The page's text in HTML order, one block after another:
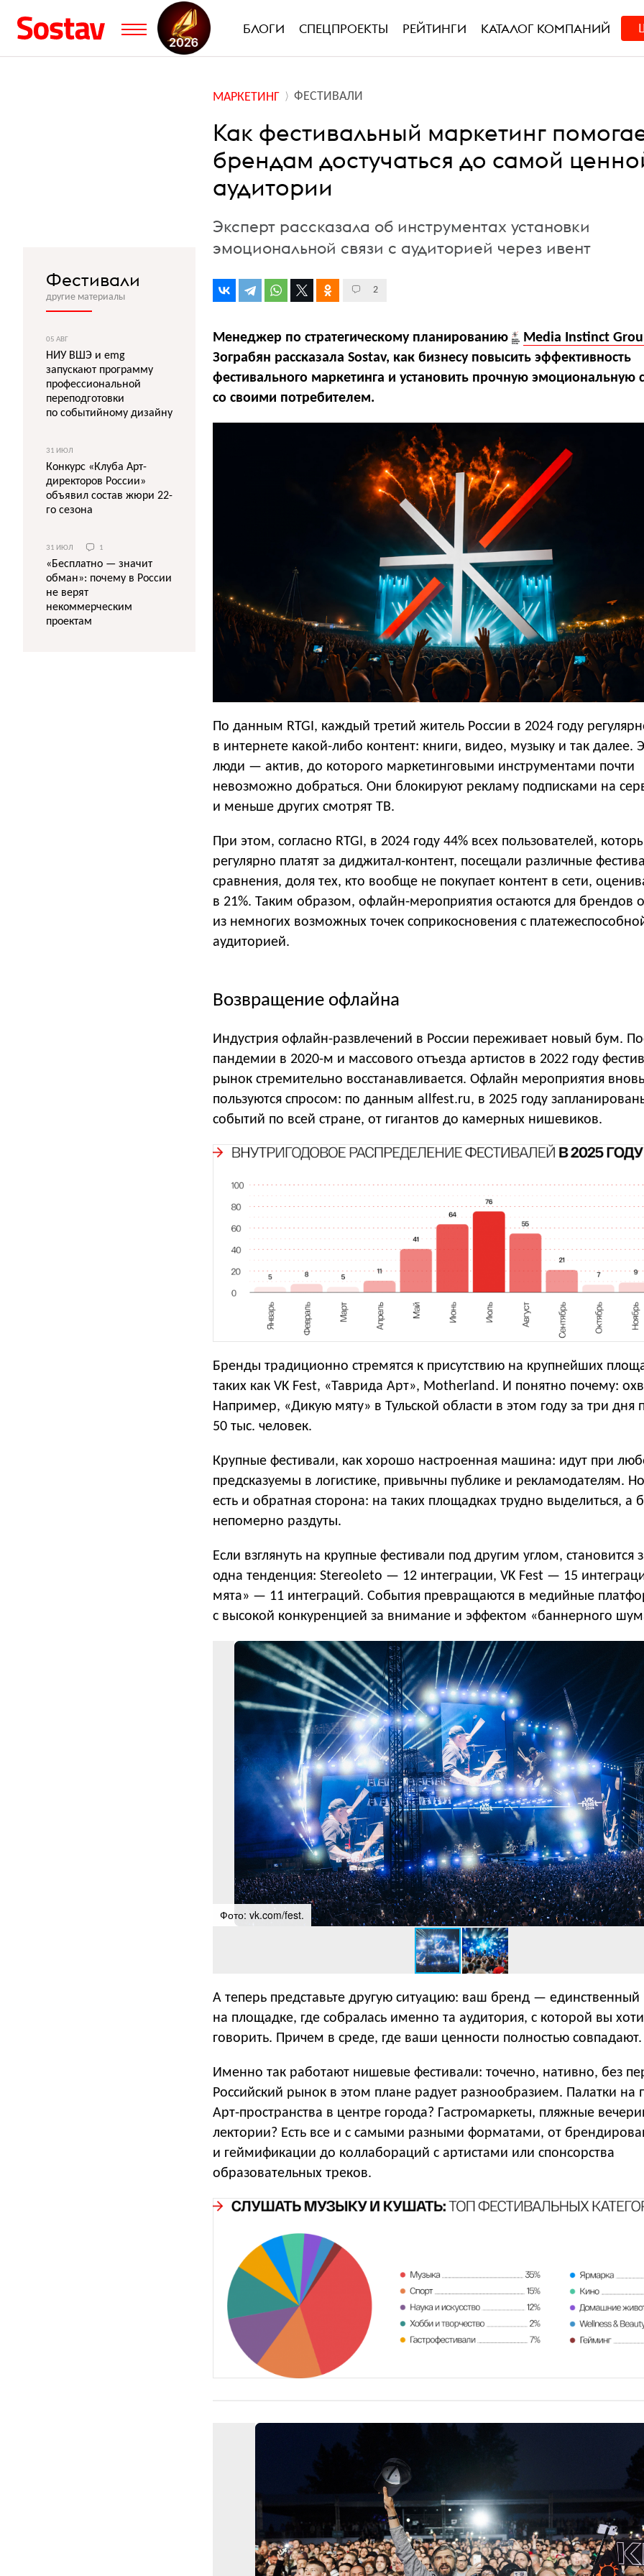
БЛОГИ СПЕЦПРОЕКТЫ РЕЙТИНГИ КАТАЛОГ КОМПАНИЙ
МАРКЕТИНГ ФЕСТИВАЛИ
Как фестивальный маркетинг
брендам достучаться до самой
аудитории
Эксперт рассказала об инструментах установки
эмоциональной связи с аудиторией через ивент
2
Менеджер по стратегическому планированию
Media Instinct
Зограбян рассказала Sostav, как бизнесу повысить эффективность
фестивального маркетинга и установить прочную эмоциональную
со своими потребителем.
По данным RTGI, каждый третий житель России в 2024 году
в интернете какой-либо контент: книги, видео, музыку и так далее.
люди — актив, до которого маркетинговыми инструментами почти
невозможно добраться. Они блокируют рекламу подписками на
и меньше других смотрят ТВ.
При этом, согласно RTGI, в 2024 году 44% всех пользователей,
регулярно платят за диджитал-контент, посещали различные
сравнения, доля тех, кто вообще не покупает контент в сети,
в 21%. Таким образом, офлайн-мероприятия остаются для брендов
из немногих возможных точек соприкосновения с
аудиторией.
Возвращение офлайна
Индустрия офлайн-развлечений в России переживает новый бум.
пандемии в 2020-м и массового отъезда артистов в 2022 году
рынок стремительно восстанавливается. Офлайн мероприятия вновь
пользуются спросом: по данным allfest.ru, в 2025 году
событий по всей стране, от гигантов до камерных нишевиков.
Бренды традиционно стремятся к присутствию на крупнейших
таких как VK Fest, «Таврида Арт», Motherland. И понятно почему:
Например, «Дикую мяту» в Тульской области в этом году за три дня
50 тыс. человек.
Крупные фестивали, как хорошо настроенная машина: идут при
предсказуемы в логистике, привычны публике и рекламодателям.
есть и обратная сторона: на таких площадках трудно выделиться, а
непомерно раздуты.
Если взглянуть на крупные фестивали под другим углом, становится
одна тенденция: Stereoleto — 12 интеграции, VK Fest — 15
мята» — 11 интеграций. События превращаются в медийные
с высокой конкуренцией за внимание и эффектом «баннерного
Фото: vk.com/fest.
А теперь представьте другую ситуацию: ваш бренд — единственный
на площадке, где собралась именно та аудитория, с которой вы
говорить. Причем в среде, где ваши ценности полностью совпадают.
Именно так работают нишевые фестивали: точечно, нативно, без
Российский рынок в этом плане радует разнообразием. Палатки на
Арт-пространства в центре города? Гастромаркеты, пляжные
лектории? Есть все и с самыми разными форматами, от
и геймификации до коллабораций с артистами или спонсорства
образовательных треков.
Фестивали
другие материалы
05 АВГ
НИУ ВШЭ и emg
запускают программу
профессиональной
переподготовки
по событийному дизайну
31 ИЮЛ
Конкурс «Клуба Арт-
директоров России»
объявил состав жюри 22-
го сезона
31 ИЮЛ 1
«Бесплатно — значит
обман»: почему в России
не верят
некоммерческим
проектам